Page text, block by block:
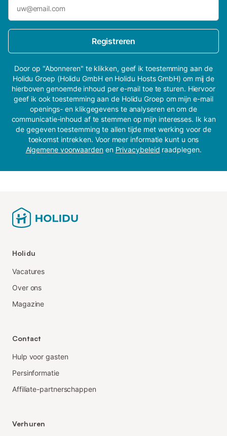
Registreren
Door op "Abonneren" te klikken, geef ik toestemming aan de
Holidu Groep (Holidu GmbH en Holidu Hosts GmbH) om mij de
hierboven genoemde inhoud per e-mail toe te sturen. Hiervoor
geef ik ook toestemming aan de Holidu Groep om mijn e-mail
openings- en klikgegevens te analyseren en om de
communicatie-inhoud af te stemmen op mijn interesses. Ik kan
de gegeven toestemming te allen tijde met werking voor de
toekomst intrekken. Voor meer informatie kunt u ons
Algemene voorwaardenen Privacybeleid raadplegen.
Holidu
Vacatures
Over ons
Magazine
Contact
Hulp voor gasten
Persinformatie
Affiliate-partnerschappen
Verhuren